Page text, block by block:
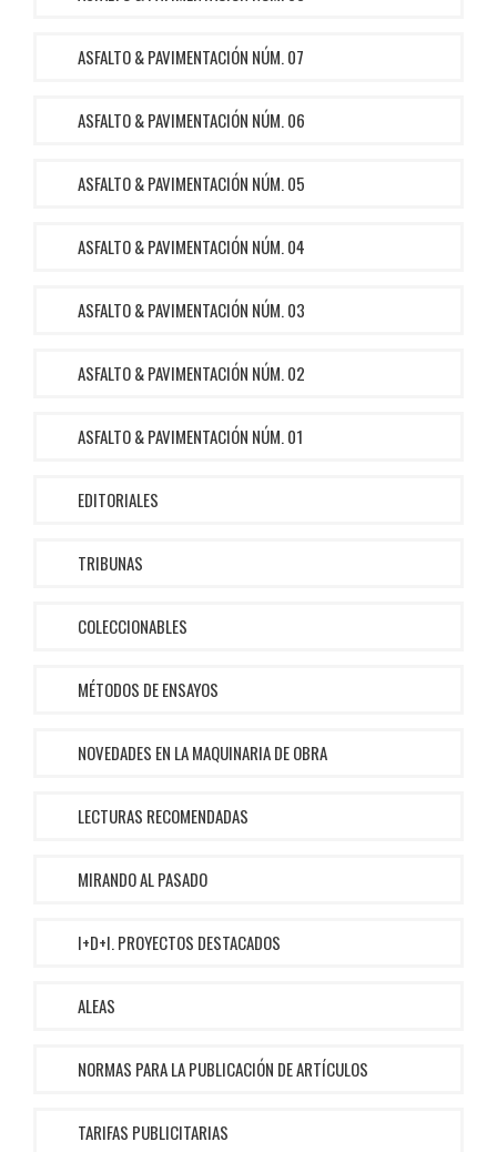
ASFALTO & PAVIMENTACIÓN NÚM. 07
ASFALTO & PAVIMENTACIÓN NÚM. 06
ASFALTO & PAVIMENTACIÓN NÚM. 05
ASFALTO & PAVIMENTACIÓN NÚM. 04
ASFALTO & PAVIMENTACIÓN NÚM. 03
ASFALTO & PAVIMENTACIÓN NÚM. 02
ASFALTO & PAVIMENTACIÓN NÚM. 01
EDITORIALES
TRIBUNAS
COLECCIONABLES
MÉTODOS DE ENSAYOS
NOVEDADES EN LA MAQUINARIA DE OBRA
LECTURAS RECOMENDADAS
MIRANDO AL PASADO
I+D+I. PROYECTOS DESTACADOS
ALEAS
NORMAS PARA LA PUBLICACIÓN DE ARTÍCULOS
TARIFAS PUBLICITARIAS